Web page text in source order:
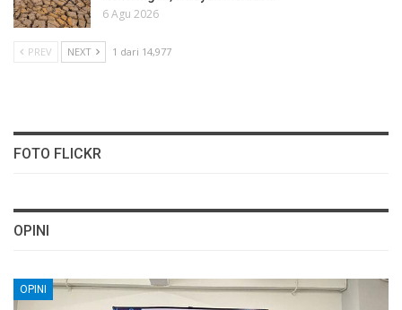
6 Agu 2026
PREV NEXT 1 dari 14,977
FOTO FLICKR
OPINI
OPINI